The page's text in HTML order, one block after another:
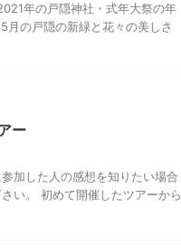
年の戸隠神社・式年大祭の年
月の戸隠の新緑と花々の美しさ
ー
加した人の感想を知りたい場合
い。 初めて開催したツアーから